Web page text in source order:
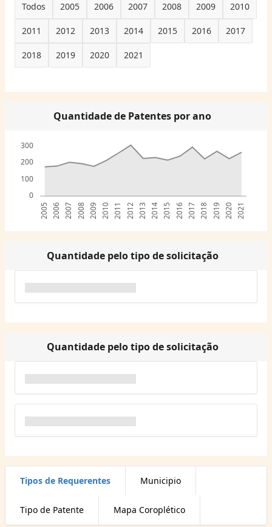
Todos
2005 2006 2007 2008 2009 2010
2011 2012 2013 2014 2015 2016 2017
2018 2019 2020 2021
Quantidade de Patentes por ano
0
100
200
300
2005 2006 2007 2008 2009 2010 2011 2012 2013 2014 2015 2016 2017 2018 2019 2020 2021
Quantidade pelo tipo de solicitação
Quantidade pelo tipo de solicitação
Tipos de Requerentes Municipio
Tipo de Patente Mapa Coroplético